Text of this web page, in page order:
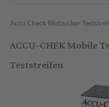
Accu Check Blutzucker
ACCU-CHEK Mobile
Teststreifen